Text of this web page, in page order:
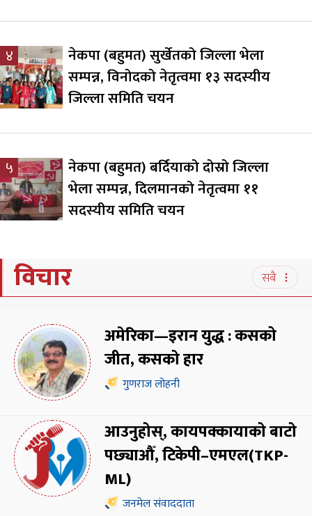
४
नेकपा (बहुमत) सुर्खेतको जिल्ला भेला
सम्पन्न, विनोदको नेतृत्वमा १३ सदस्यीय
जिल्ला समिति चयन
५
नेकपा (बहुमत) बर्दियाको दोस्रो जिल्ला
भेला सम्पन्न, दिलमानको नेतृत्वमा ११
सदस्यीय समिति चयन
विचार सबै
अमेरिका—इरान युद्ध : कसको
जीत, कसको हार
गुणराज लोहनी
आउनुहोस्, कायपक्कायाको बाटो
पछ्याऔँ, टिकेपी–एमएल(TKP-
ML)
जनमेल संवाददाता